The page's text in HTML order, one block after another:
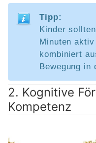
Tipp:
Kinder
Minuten
kombiniert
Bewegung in
2. Kognitive
Kompetenz